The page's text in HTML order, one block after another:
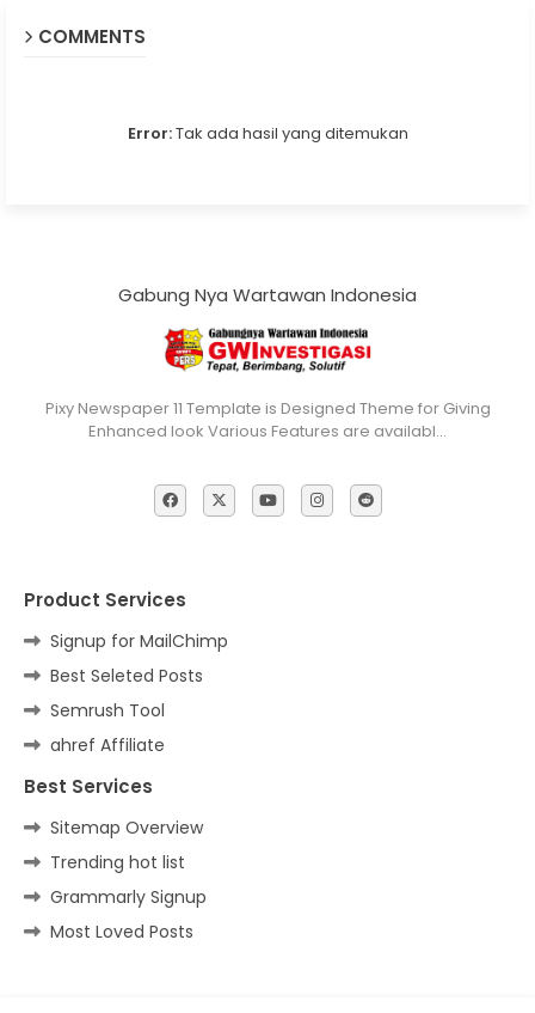
COMMENTS
Error:Tak ada hasil yang ditemukan
Gabung Nya Wartawan Indonesia
Pixy Newspaper 11 Template is Designed Theme for Giving
Enhanced look Various Features are availabl…
Product Services
Signup for MailChimp
Best Seleted Posts
Semrush Tool
ahref Affiliate
Best Services
Sitemap Overview
Trending hot list
Grammarly Signup
Most Loved Posts